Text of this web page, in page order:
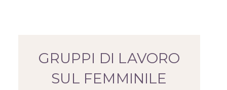
GRUPPI DI LAVORO
SUL FEMMINILE